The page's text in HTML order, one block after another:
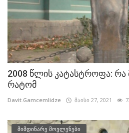
2008 წლის კატასტროფა:
რატომ
Davit.Gamcemlidze მაისი 27, 2021
მიმდინარე მოვლენები